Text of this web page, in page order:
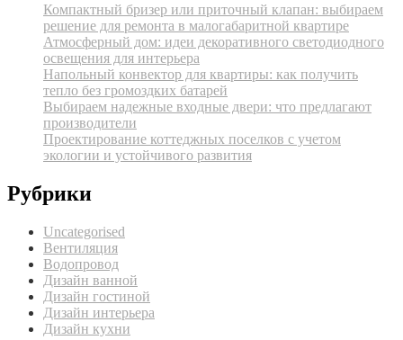
Компактный бризер или приточный клапан: выбираем
решение для ремонта в малогабаритной квартире
Атмосферный дом: идеи декоративного светодиодного
освещения для интерьера
Напольный конвектор для квартиры: как получить
тепло без громоздких батарей
Выбираем надежные входные двери: что предлагают
производители
Проектирование коттеджных поселков с учетом
экологии и устойчивого развития
Рубрики
Uncategorised
Вентиляция
Водопровод
Дизайн ванной
Дизайн гостиной
Дизайн интерьера
Дизайн кухни